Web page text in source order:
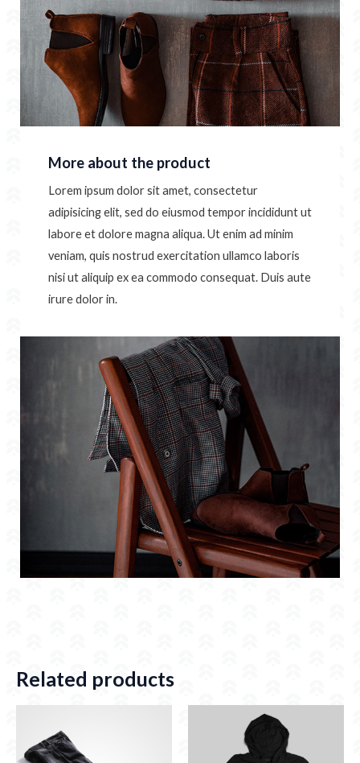
More about the product
Lorem ipsum dolor sit amet, consectetur
adipisicing elit, sed do eiusmod tempor incididunt ut
labore et dolore magna aliqua. Ut enim ad minim
veniam, quis nostrud exercitation ullamco laboris
nisi ut aliquip ex ea commodo consequat. Duis aute
irure dolor in.
Related products